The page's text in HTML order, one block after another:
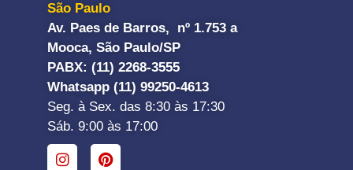
São Paulo
Av. Paes de Barros, nº 1.753 a
Mooca, São Paulo/SP
PABX: (11) 2268-3555
Whatsapp (11) 99250-4613
Seg. à Sex. das 8:30 às 17:30
Sáb. 9:00 às 17:00